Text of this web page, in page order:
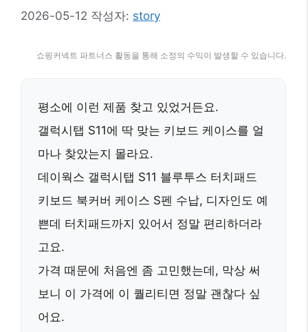
2026-05-12 작성자: story
쇼핑커넥트 파트너스 활동을 통해 소정의 수익이 발생할 수 있습니다.
평소에 이런 제품 찾고 있었거든요.
갤럭시탭 S11에 딱 맞는 키보드 케이스를 얼
마나 찾았는지 몰라요.
데이웍스 갤럭시탭 S11 블루투스 터치패드
키보드 북커버 케이스 S펜 수납, 디자인도 예
쁜데 터치패드까지 있어서 정말 편리하더라
고요.
가격 때문에 처음엔 좀 고민했는데, 막상 써
보니 이 가격에 이 퀄리티면 정말 괜찮다 싶
어요.